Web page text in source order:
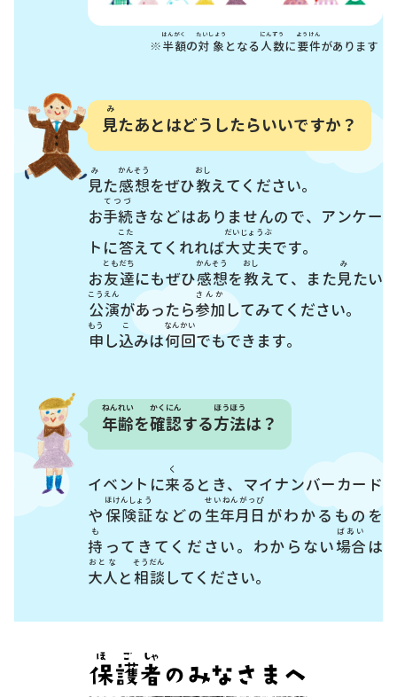
※半額
はんがく
の対象
たいしょう
となる人数
にんずう
に要件
ようけん
があります
見
み
たあとはどうしたらいいですか？
見
み
た感想
かんそう
をぜひ教
おし
えてください。
お手続
てつづ
きなどはありませんので、アンケー
トに答
こた
えてくれれば大丈夫
だいじょうぶ
です。
お友達
ともだち
にもぜひ感想
かんそう
を教
おし
えて、また見
み
たい
公演
こうえん
があったら参加
さんか
してみてください。
申
もう
し込
こ
みは何回
なんかい
でもできます。
年齢
ねんれい
を確認
かくにん
する方法
ほうほう
は？
イベントに来
く
るとき、マイナンバーカード
や 保険証
ほけんしょう
などの 生年月日
せいねんがっぴ
がわかるものを
持
も
ってきてください。わからない場合
ばあい
は
大人
おとな
と 相談
そうだん
してください。